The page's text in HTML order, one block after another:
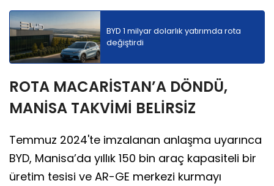
BYD 1 milyar dolarlık yatırımda rota
değiştirdi
ROTA MACARİSTAN’A DÖNDÜ,
MANİSA TAKVİMİ BELİRSİZ
Temmuz 2024'te imzalanan anlaşma uyarınca
BYD, Manisa’da yıllık 150 bin araç kapasiteli bir
üretim tesisi ve AR-GE merkezi kurmayı